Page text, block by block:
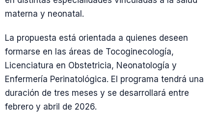
materna y neonatal.
La propuesta está orientada a quienes deseen
formarse en las áreas de Tocoginecología,
Licenciatura en Obstetricia, Neonatología y
Enfermería Perinatológica. El programa tendrá una
duración de tres meses y se desarrollará entre
febrero y abril de 2026.